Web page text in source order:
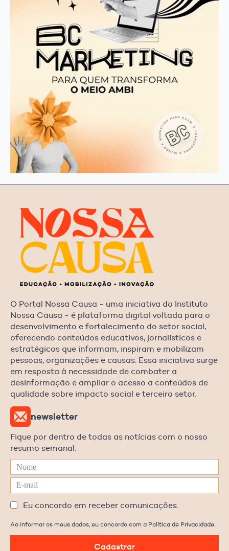
O Portal Nossa Causa - uma iniciativa do Instituto
Nossa Causa - é plataforma digital voltada para o
desenvolvimento e fortalecimento do setor social,
oferecendo conteúdos educativos, jornalísticos e
estratégicos que informam, inspiram e mobilizam
pessoas, organizações e causas. Essa iniciativa surge
em resposta à necessidade de combater a
desinformação e ampliar o acesso a conteúdos de
qualidade sobre impacto social e terceiro setor.
newsletter
Fique por dentro de todas as notícias com o nosso
resumo semanal.
Eu concordo em receber comunicações.
Ao informar os meus dados, eu concordo com a Política de Privacidade.
Cadastrar